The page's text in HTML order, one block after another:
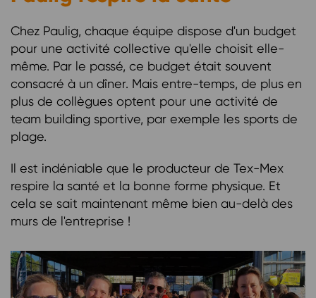
Chez Paulig, chaque équipe dispose d'un budget
pour une activité collective qu'elle choisit elle-
même. Par le passé, ce budget était souvent
consacré à un dîner. Mais entre-temps, de plus en
plus de collègues optent pour une activité de
team building sportive, par exemple les sports de
plage.
Il est indéniable que le producteur de Tex-Mex
respire la santé et la bonne forme physique. Et
cela se sait maintenant même bien au-delà des
murs de l'entreprise !